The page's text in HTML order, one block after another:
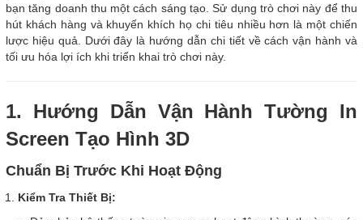
bạn tăng doanh thu một cách sáng tạo. Sử dụng trò chơi này để thu
hút khách hàng và khuyến khích họ chi tiêu nhiều hơn là một chiến
lược hiệu quả. Dưới đây là hướng dẫn chi tiết về cách vận hành và
tối ưu hóa lợi ích khi triển khai trò chơi này.
1. Hướng Dẫn Vận Hành Tường In
Screen Tạo Hình 3D
Chuẩn Bị Trước Khi Hoạt Động
Kiểm Tra Thiết Bị: